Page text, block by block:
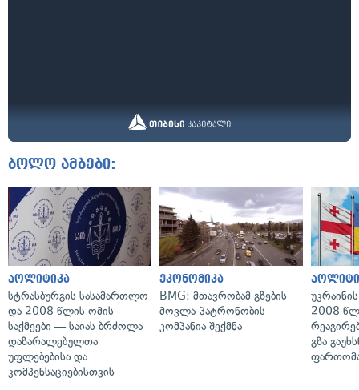
ბოლო ამბები:
პოლიტიკა
სტრასბურგის სასამართლო
და 2008 წლის ომის
საქმეები — საიას ბრძოლა
დაზარალებულთა
უფლებებისა და
კომპენსაციებისთვის
ეკონომიკა
BMG: მთავრობამ გზების
მოვლა-პატრონობის
კომპანია შექმნა
2008
გზა